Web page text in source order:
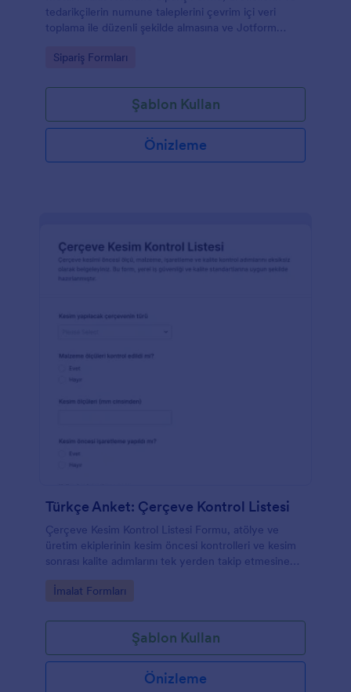
tedarikçilerin numune taleplerini çevrim içi veri
toplama ile düzenli şekilde almasına ve Jotform
yardımcı olur.
Go to Category:
Sipariş Formları
Şablon Kullan
Önizleme
Türkçe Anket: Çerçeve Kontrol Listesi
Çerçeve Kesim Kontrol Listesi Formu, atölye ve
üretim ekiplerinin kesim öncesi kontrolleri ve kesim
sonrası kalite adımlarını tek yerden takip etmesine
Go to Category:
İmalat Formları
Şablon Kullan
Önizleme